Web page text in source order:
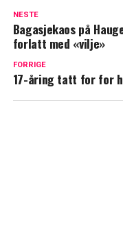
NESTE
Bagasjekaos på
forlatt med «vilje»
FORRIGE
17-åring tatt for for